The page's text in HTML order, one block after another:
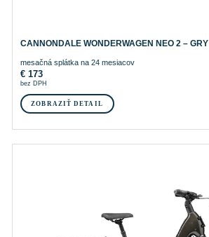
CANNONDALE WONDERWAGEN NEO 2 – GRY
mesačná splátka na 24 mesiacov
€173
bez DPH
ZOBRAZIŤ DETAIL